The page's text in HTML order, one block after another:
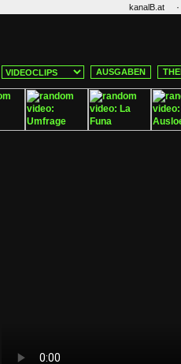
kanalB.at ·
AUSGABEN